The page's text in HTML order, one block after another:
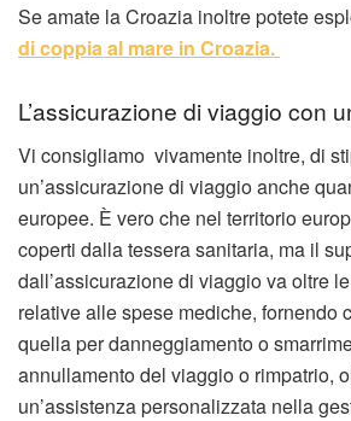
Se amate la Croazia inoltre potete
di coppia al mare in Croazia.
L’assicurazione di viaggio con
Vi consigliamo vivamente inoltre, di
un’assicurazione di viaggio anche
europee. È vero che nel territorio
coperti dalla tessera sanitaria, ma il
dall’assicurazione di viaggio va oltre
relative alle spese mediche, fornendo
quella per danneggiamento o
annullamento del viaggio o rimpatrio,
un’assistenza personalizzata nella